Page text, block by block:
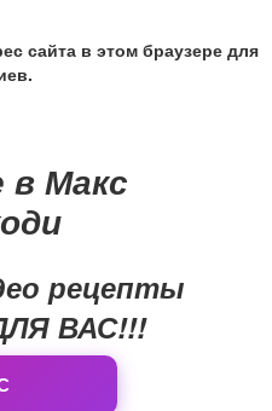
сайта в этом браузере для
Макс
рецепты
ВАС!!!